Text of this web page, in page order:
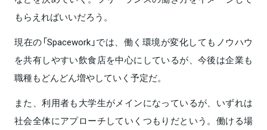
もらえればいいだろう。
現在の「Spacework」では、働く環境が変化してもノウハウ
を共有しやすい飲食店を中心にしているが、今後は企業も
職種もどんどん増やしていく予定だ。
また、利用者も大学生がメインになっているが、いずれは
社会全体にアプローチしていくつもりだという。働ける場